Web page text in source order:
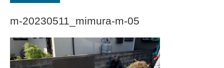
m-20230511_mimura-m-05